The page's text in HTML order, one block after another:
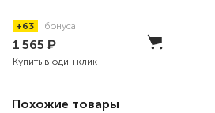
+63 бонуса
1 565₽
Купить в один клик
Похожие товары